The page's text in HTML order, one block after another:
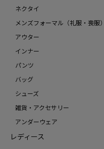
ネクタイ
メンズフォーマル（礼服・喪服）
アウター
インナー
パンツ
バッグ
シューズ
雑貨・アクセサリー
アンダーウェア
レディース